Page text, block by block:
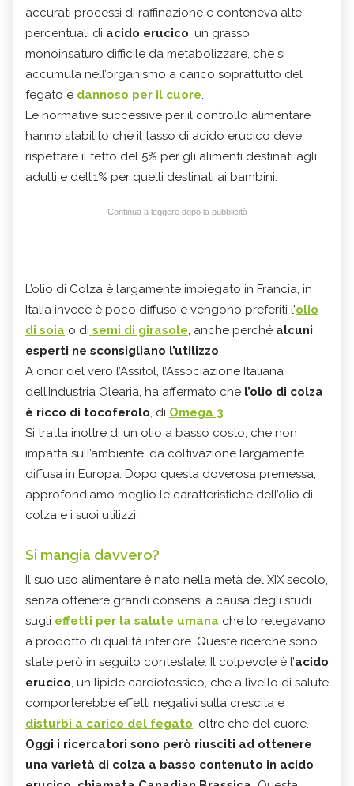
accurati processi di raffinazione e conteneva alte
percentuali di acido erucico, un grasso
monoinsaturo difficile da metabolizzare, che si
accumula nell’organismo a carico soprattutto del
fegato e dannoso per il cuore.
Le normative successive per il controllo alimentare
hanno stabilito che il tasso di acido erucico deve
rispettare il tetto del 5% per gli alimenti destinati agli
adulti e dell’1% per quelli destinati ai bambini.
Continua a leggere dopo la pubblicità
L’olio di Colza è largamente impiegato in Francia, in
Italia invece è poco diffuso e vengono preferiti l’olio
di soia o di semi di girasole, anche perché alcuni
esperti ne sconsigliano l’utilizzo.
A onor del vero l’Assitol, l’Associazione Italiana
dell’Industria Olearia, ha affermato che l’olio di colza
è ricco di tocoferolo, di Omega 3.
Si tratta inoltre di un olio a basso costo, che non
impatta sull’ambiente, da coltivazione largamente
diffusa in Europa. Dopo questa doverosa premessa,
approfondiamo meglio le caratteristiche dell’olio di
colza e i suoi utilizzi.
Si mangia davvero?
Il suo uso alimentare è nato nella metà del XIX secolo,
senza ottenere grandi consensi a causa degli studi
sugli effetti per la salute umana che lo relegavano
a prodotto di qualità inferiore. Queste ricerche sono
state però in seguito contestate. Il colpevole è l’acido
erucico, un lipide cardiotossico, che a livello di salute
comporterebbe effetti negativi sulla crescita e
disturbi a carico del fegato, oltre che del cuore.
Oggi i ricercatori sono però riusciti ad ottenere
una varietà di colza a basso contenuto in acido